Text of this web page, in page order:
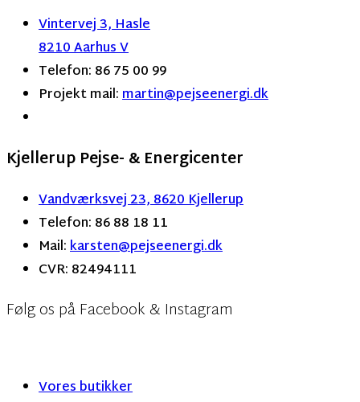
Vintervej 3, Hasle
8210 Aarhus V
Telefon: 86 75 00 99
Projekt mail:martin@pejseenergi.dk
Kjellerup Pejse- & Energicenter
Vandværksvej 23, 8620 Kjellerup
Telefon: 86 88 18 11
Mail:karsten@pejseenergi.dk
CVR: 82494111
Følg os på Facebook & Instagram
Vores butikker